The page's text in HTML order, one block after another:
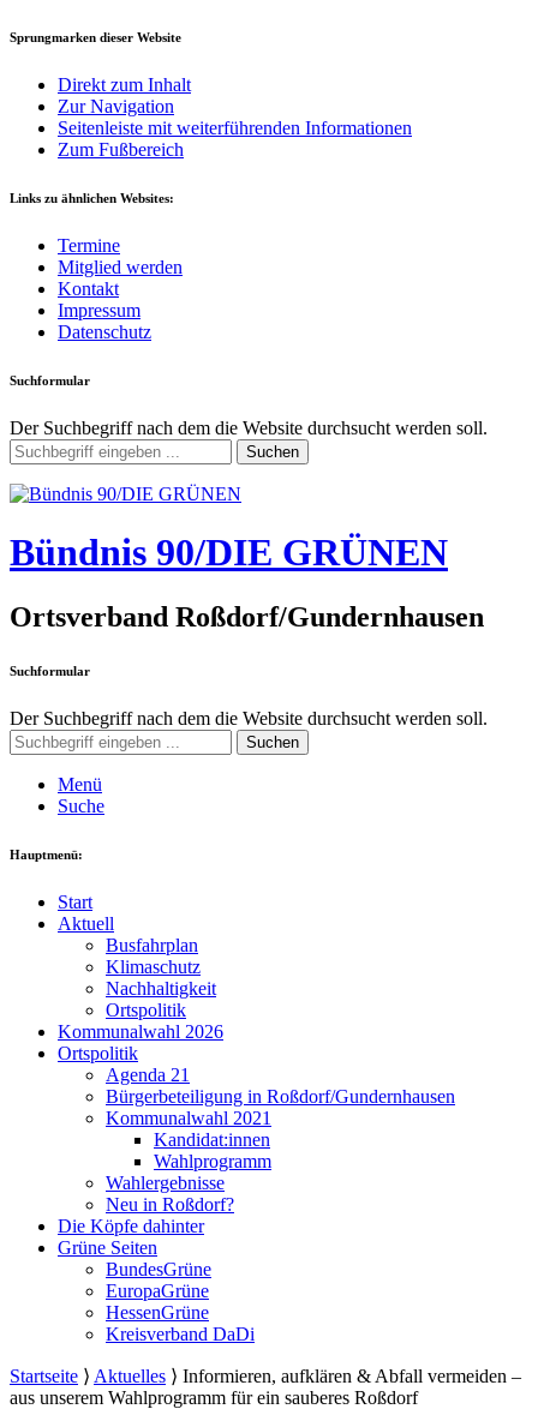
Sprungmarken dieser Website
Direkt zum Inhalt
Zur Navigation
Seitenleiste mit weiterführenden Informationen
Zum Fußbereich
Links zu ähnlichen Websites:
Termine
Mitglied werden
Kontakt
Impressum
Datenschutz
Suchformular
Der Suchbegriff nach dem die Website durchsucht werden soll.
Suchen
Bündnis 90/DIE GRÜNEN
Ortsverband Roßdorf/Gundernhausen
Suchformular
Der Suchbegriff nach dem die Website durchsucht werden soll.
Suchen
Menü
Suche
Hauptmenü:
Start
Aktuell
Busfahrplan
Klimaschutz
Nachhaltigkeit
Ortspolitik
Kommunalwahl 2026
Ortspolitik
Agenda 21
Bürgerbeteiligung in Roßdorf/Gundernhausen
Kommunalwahl 2021
Kandidat:innen
Wahlprogramm
Wahlergebnisse
Neu in Roßdorf?
Die Köpfe dahinter
Grüne Seiten
BundesGrüne
EuropaGrüne
HessenGrüne
Kreisverband DaDi
Startseite ⟩ Aktuelles ⟩ Informieren, aufklären & Abfall vermeiden –
aus unserem Wahlprogramm für ein sauberes Roßdorf